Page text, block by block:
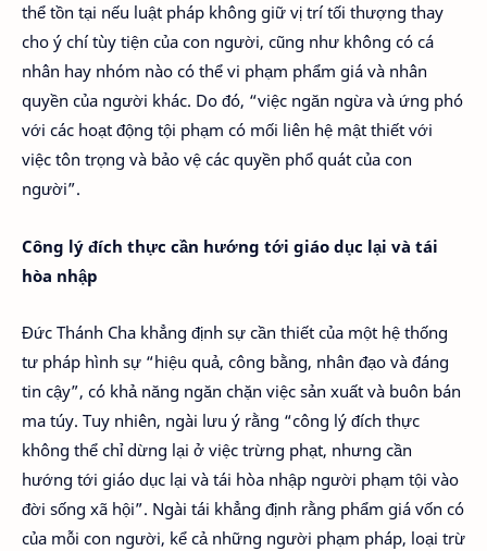
thể tồn tại nếu luật pháp không giữ vị trí tối thượng thay
cho ý chí tùy tiện của con người, cũng như không có cá
nhân hay nhóm nào có thể vi phạm phẩm giá và nhân
quyền của người khác. Do đó, “việc ngăn ngừa và ứng phó
với các hoạt động tội phạm có mối liên hệ mật thiết với
việc tôn trọng và bảo vệ các quyền phổ quát của con
người”.
Công lý đích thực cần hướng tới giáo dục lại và tái
hòa nhập
Đức Thánh Cha khẳng định sự cần thiết của một hệ thống
tư pháp hình sự “hiệu quả, công bằng, nhân đạo và đáng
tin cậy”, có khả năng ngăn chặn việc sản xuất và buôn bán
ma túy. Tuy nhiên, ngài lưu ý rằng “công lý đích thực
không thể chỉ dừng lại ở việc trừng phạt, nhưng cần
hướng tới giáo dục lại và tái hòa nhập người phạm tội vào
đời sống xã hội”. Ngài tái khẳng định rằng phẩm giá vốn có
của mỗi con người, kể cả những người phạm pháp, loại trừ